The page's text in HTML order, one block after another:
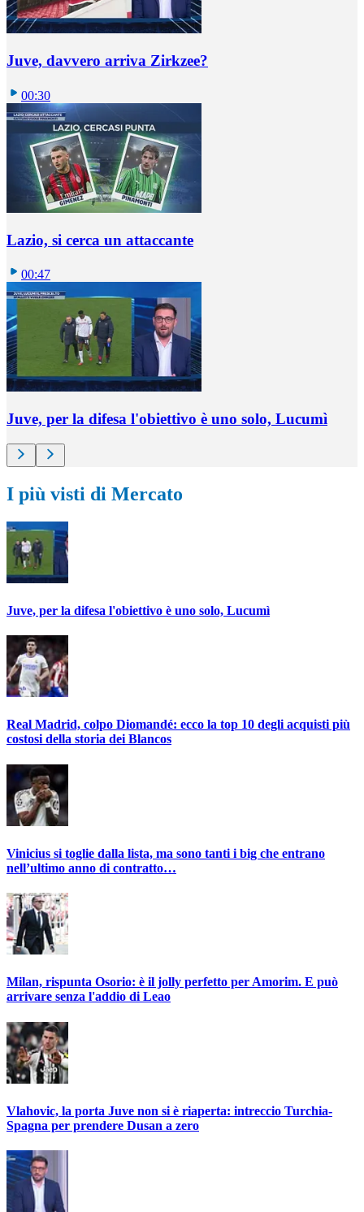
Juve, davvero arriva Zirkzee?
00:30
Lazio, si cerca un attaccante
00:47
Juve, per la difesa l'obiettivo è uno solo, Lucumì
I più visti di Mercato
Juve, per la difesa l'obiettivo è uno solo, Lucumì
Real Madrid, colpo Diomandé: ecco la top 10 degli acquisti più
costosi della storia dei Blancos
Vinicius si toglie dalla lista, ma sono tanti i big che entrano
nell’ultimo anno di contratto…
Milan, rispunta Osorio: è il jolly perfetto per Amorim. E può
arrivare senza l'addio di Leao
Vlahovic, la porta Juve non si è riaperta: intreccio Turchia-
Spagna per prendere Dusan a zero